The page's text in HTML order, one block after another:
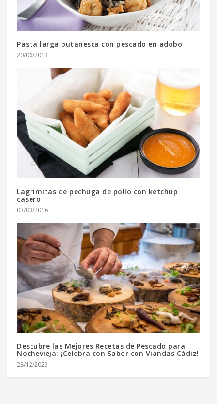
Pasta larga putanesca con pescado en adobo
20/06/2013
Lagrimitas de pechuga de pollo con kétchup
casero
03/03/2016
Descubre las Mejores Recetas de Pescado para
Nochevieja: ¡Celebra con Sabor con Viandas Cádiz!
28/12/2023